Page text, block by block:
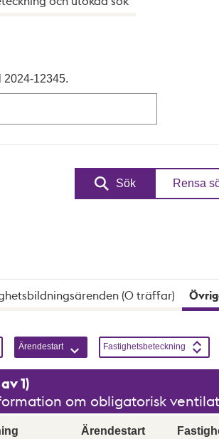
2024-12345.
Sök Rensa
(0 träffar)
enbart en sortering kan vara aktiv
Sortera på
ÄrendestartStigande Sortera på
Fastighetsbeteckning Stigande
1)
om obligatorisk
Ärendestart